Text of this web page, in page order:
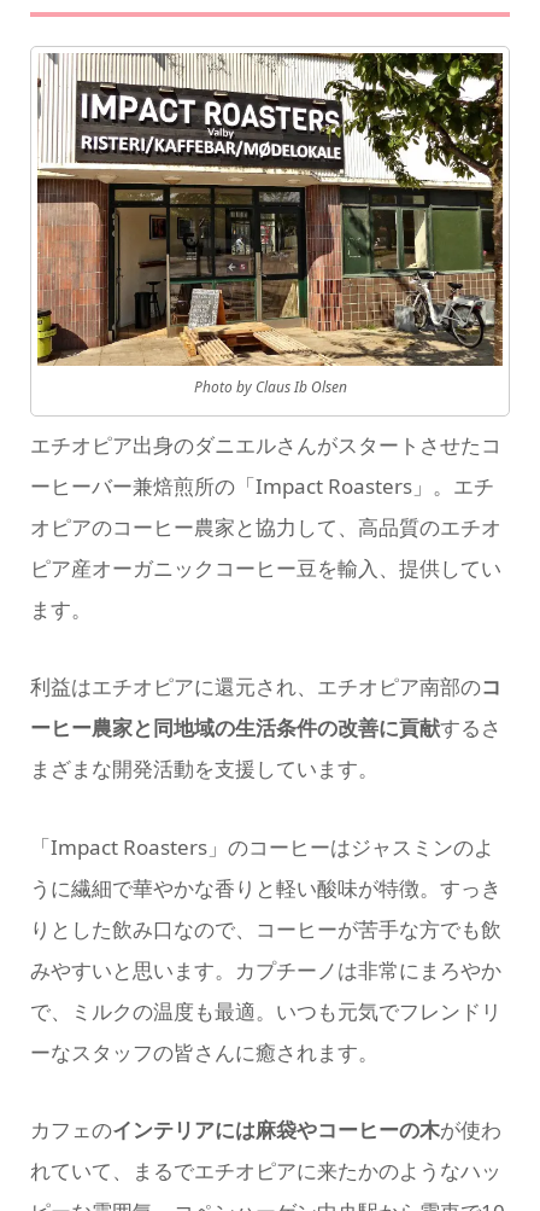
Photo by Claus Ib Olsen
エチオピア出身のダニエルさんがスタートさせたコ
ーヒーバー兼焙煎所の「Impact Roasters」。エチ
オピアのコーヒー農家と協力して、高品質のエチオ
ピア産オーガニックコーヒー豆を輸入、提供してい
ます。
利益はエチオピアに還元され、エチオピア南部のコ
ーヒー農家と同地域の生活条件の改善に貢献するさ
まざまな開発活動を支援しています。
「Impact Roasters」のコーヒーはジャスミンのよ
うに繊細で華やかな香りと軽い酸味が特徴。すっき
りとした飲み口なので、コーヒーが苦手な方でも飲
みやすいと思います。カプチーノは非常にまろやか
で、ミルクの温度も最適。いつも元気でフレンドリ
ーなスタッフの皆さんに癒されます。
カフェのインテリアには麻袋やコーヒーの木が使わ
れていて、まるでエチオピアに来たかのようなハッ